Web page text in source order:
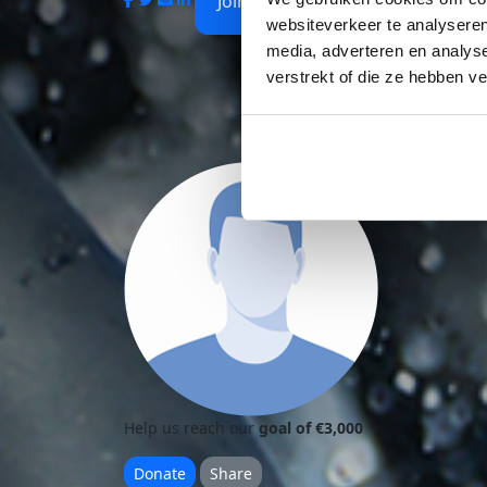
websiteverkeer te
media, adverteren en
verstrekt of die ze hebben
Help us reach our goal of €3,000
Donate Share